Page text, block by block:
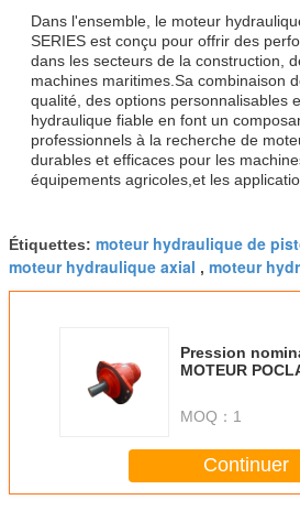
Dans l'ensemble, le moteur
SERIES est conçu pour offrir des
dans les secteurs de la construction,
machines maritimes.Sa combinaison
qualité, des options personnalisables
hydraulique fiable en font un
professionnels à la recherche de
durables et efficaces pour les
équipements agricoles,et les
Étiquettes: moteur hydraulique de
moteur hydraulique axial , moteur
Pression
MOTEUR
hydrauliques
MOQ： 1
Continuer